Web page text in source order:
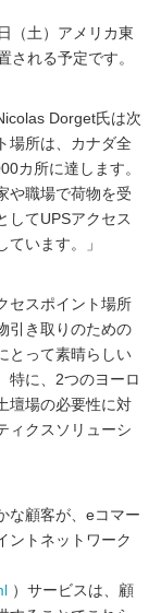
（土）アメリカ東
される予定です。
Dorget氏は次
場所は、カナダ全
カ所に達します。
や職場で荷物を受
してUPSアクセス
います。」
セスポイント場所
引き取りのための
とって素晴らしい
特に、2つのヨーロ
壇場の必要性に対
ィクスソリューシ
な顧客が、eコマー
ントネットワーク
）サービスは、顧